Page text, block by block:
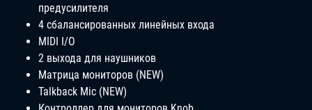
предусилителя
4 сбалансированных линейных входа
MIDI I/O
2 выхода для наушников
Матрица мониторов (NEW)
Talkback Mic (NEW)